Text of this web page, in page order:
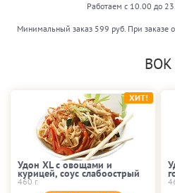
Работаем с 10.00 до
Минимальный заказ 599 руб. При заказе
ВОК
Удон XL с овощами и
курицей, соус слабоострый
460 г.
ХИТ!